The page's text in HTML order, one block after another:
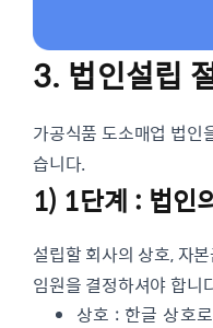
3. 법인설립
가공식품 도소매업 법인
습니다.
1) 1단계 : 법인
설립할 회사의 상호, 자
임원을 결정하셔야 합니
상호 : 한글 상호